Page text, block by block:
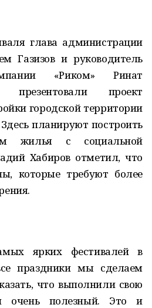
глава администрации
Газизов и руководитель
«Риком» Ринат
проект
городской территории
планируют построить
жилья с социальной
Хабиров отметил, что
которые требуют более
ярких фестивалей в
праздники мы сделаем
что выполнили свою
полезный. Это и